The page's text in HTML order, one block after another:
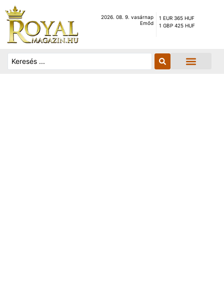
2026. 08. 9. vasárnap
Emőd
1 EUR 365 HUF
1 GBP 425 HUF